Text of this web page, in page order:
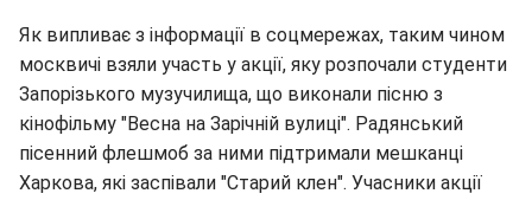
Як випливає з інформації в соцмережах, таким чином
москвичі взяли участь у акції, яку розпочали студенти
Запорізького музучилища, що виконали пісню з
кінофільму "Весна на Зарічній вулиці". Радянський
пісенний флешмоб за ними підтримали мешканці
Харкова, які заспівали "Старий клен". Учасники акції